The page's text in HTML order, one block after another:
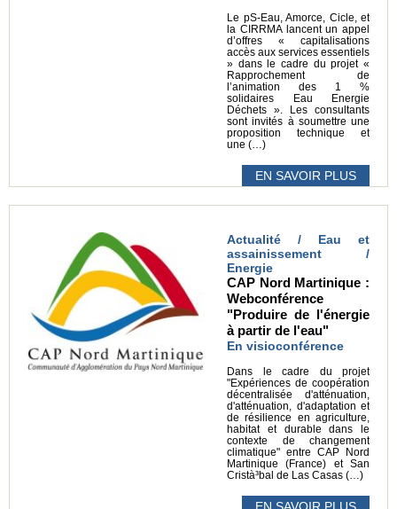
Le pS-Eau, Amorce, Cicle, et
la CIRRMA lancent un appel
d’offres « capitalisations
accès aux services essentiels
» dans le cadre du projet «
Rapprochement de
l’animation des 1 %
solidaires Eau Energie
Déchets ». Les consultants
sont invités à soumettre une
proposition technique et
une (…)
EN SAVOIR PLUS
Actualité / Eau et
assainissement /
Energie
CAP Nord Martinique :
Webconférence
"Produire de l'énergie
à partir de l'eau"
En visioconférence
Dans le cadre du projet
"Expériences de coopération
décentralisée d'atténuation,
d'atténuation, d'adaptation et
de résilience en agriculture,
habitat et durable dans le
contexte de changement
climatique" entre CAP Nord
Martinique (France) et San
Cristà³bal de Las Casas (…)